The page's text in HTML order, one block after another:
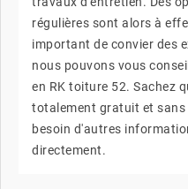
régulières sont alors à
important de convier des
nous pouvons vous
en RK toiture 52. Sachez
totalement gratuit et sans
besoin d'autres
directement.